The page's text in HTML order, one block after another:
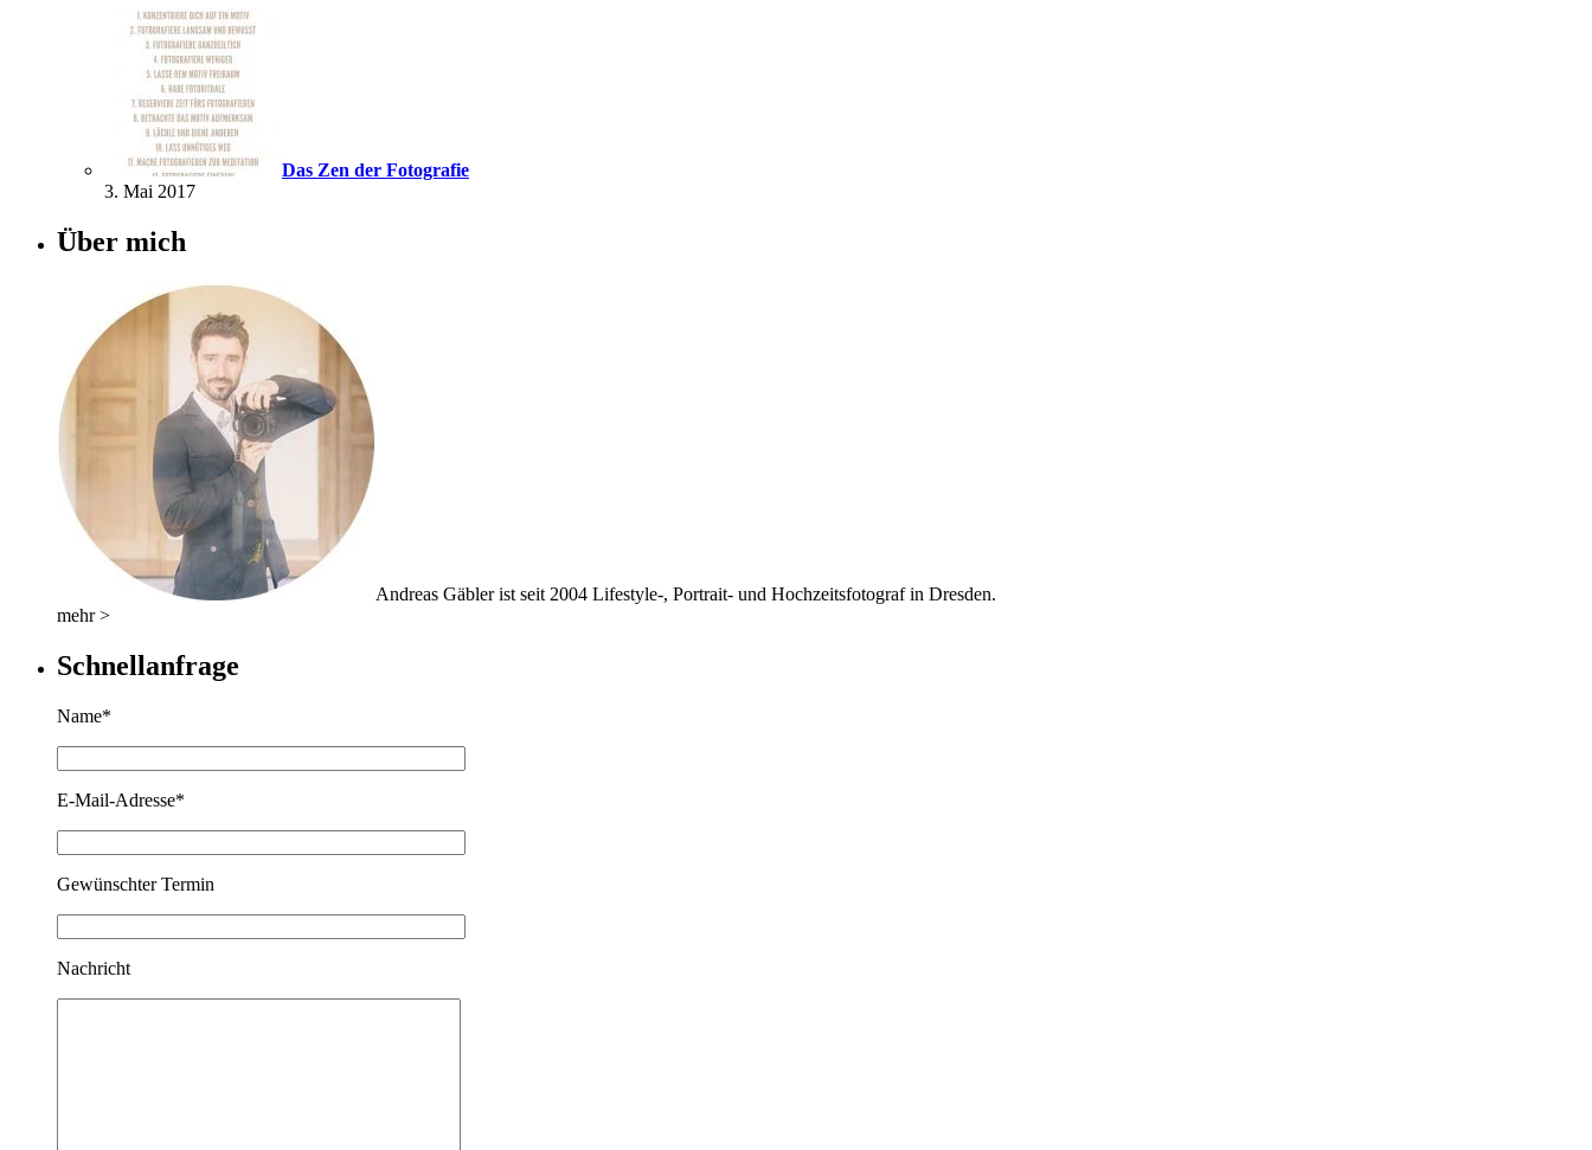
Das Zen der Fotografie
3. Mai 2017
Über mich
Andreas Gäbler ist seit 2004 Lifestyle-, Portrait- und Hochzeitsfotograf in Dresden.
mehr >
Schnellanfrage
Name*
E-Mail-Adresse*
Gewünschter Termin
Nachricht